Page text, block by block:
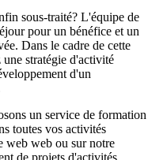
sous-traité? L'équipe de
pour un bénéfice et un
Dans le cadre de cette
stratégie d'activité
d'un
un service de formation
toutes vos activités
web web ou sur notre